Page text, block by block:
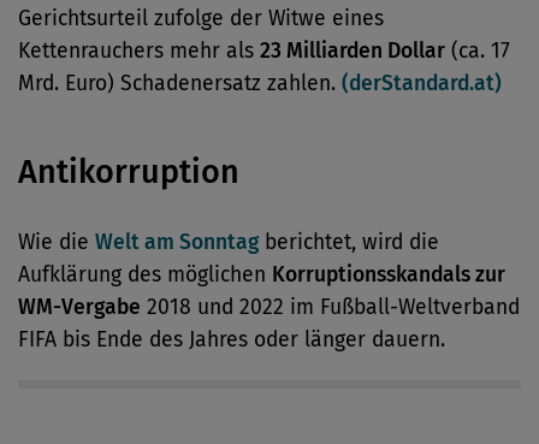
Gerichtsurteil zufolge der Witwe eines
Kettenrauchers mehr als 23 Milliarden Dollar (ca. 17
Mrd. Euro) Schadenersatz zahlen. (derStandard.at)
Antikorruption
Wie die Welt am Sonntagberichtet, wird die
Aufklärung des möglichen Korruptionsskandals zur
WM-Vergabe 2018 und 2022 im Fußball-Weltverband
FIFA bis Ende des Jahres oder länger dauern.